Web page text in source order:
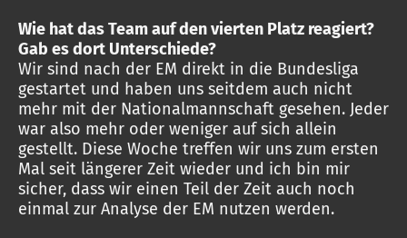
Wie hat das Team auf den vierten Platz reagiert?
Gab es dort Unterschiede?
Wir sind nach der EM direkt in die Bundesliga
gestartet und haben uns seitdem auch nicht
mehr mit der Nationalmannschaft gesehen. Jeder
war also mehr oder weniger auf sich allein
gestellt. Diese Woche treffen wir uns zum ersten
Mal seit längerer Zeit wieder und ich bin mir
sicher, dass wir einen Teil der Zeit auch noch
einmal zur Analyse der EM nutzen werden.